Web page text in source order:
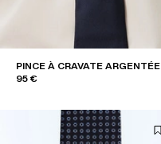
PINCE À CRAVATE ARGENTÉE
95 €